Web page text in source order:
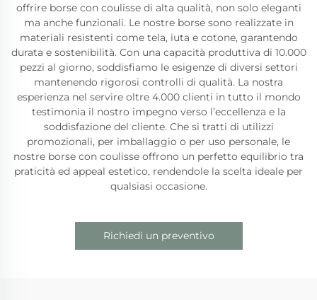
offrire borse con coulisse di alta qualità, non solo eleganti
ma anche funzionali. Le nostre borse sono realizzate in
materiali resistenti come tela, iuta e cotone, garantendo
durata e sostenibilità. Con una capacità produttiva di 10.000
pezzi al giorno, soddisfiamo le esigenze di diversi settori
mantenendo rigorosi controlli di qualità. La nostra
esperienza nel servire oltre 4.000 clienti in tutto il mondo
testimonia il nostro impegno verso l’eccellenza e la
soddisfazione del cliente. Che si tratti di utilizzi
promozionali, per imballaggio o per uso personale, le
nostre borse con coulisse offrono un perfetto equilibrio tra
praticità ed appeal estetico, rendendole la scelta ideale per
qualsiasi occasione.
Richiedi un preventivo